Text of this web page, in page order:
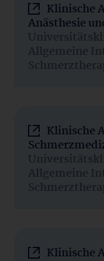
Klinische
Anästhesie
Allgemeine
Klinische
Allgemeine
Klinische